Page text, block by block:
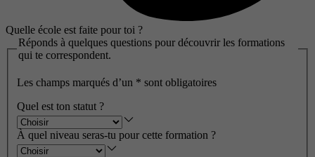
Quelle école est faite pour toi ?
Réponds à quelques questions pour découvrir les formations
qui te correspondent.
Les champs marqués d’un * sont obligatoires
Quel est ton statut ?
À quel niveau seras-tu pour cette formation ?